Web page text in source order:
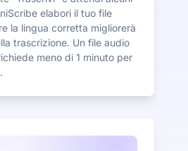
elabori il tuo file
la lingua corretta migliorerà
trascrizione. Un file audio
meno di 1 minuto per